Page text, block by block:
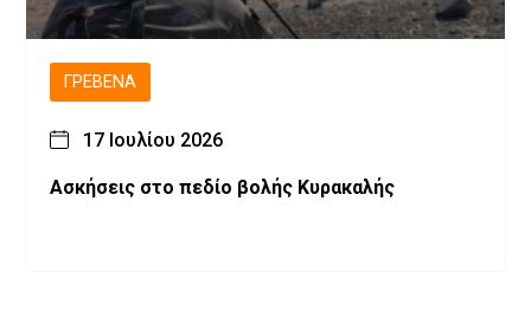
ΓΡΕΒΕΝΆ
17 Ιουλίου 2026
Ασκήσεις στο πεδίο βολής Κυρακαλής